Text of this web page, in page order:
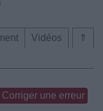
⇑
Vidéos
Corriger une erreur